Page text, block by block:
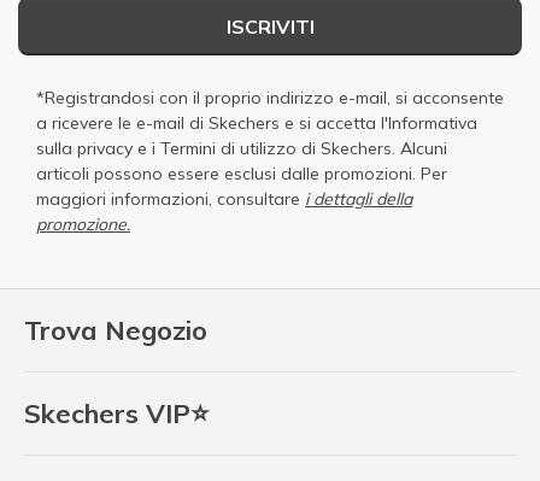
Trova Negozio
Skechers VIP⭐
ISCRIVITI
*Registrandosi con il proprio indirizzo e-mail, si acconsente
a ricevere le e-mail di Skechers e si accetta l'Informativa
sulla privacy e i Termini di utilizzo di Skechers. Alcuni
articoli possono essere esclusi dalle promozioni. Per
maggiori informazioni, consultare i dettagli della
promozione.